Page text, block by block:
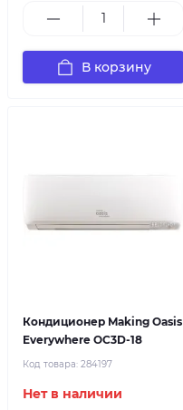
В корзину
Кондиционер Making Oasis
Everywhere OC3D-18
Код товара: 284197
Нет в наличии